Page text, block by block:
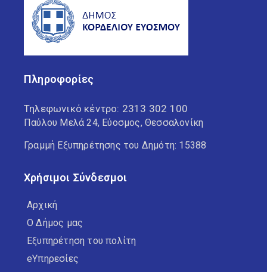
Πληροφορίες
Τηλεφωνικό κέντρο: 2313 302 100
Παύλου Μελά 24, Εύοσμος, Θεσσαλονίκη
Γραμμή Εξυπηρέτησης του Δημότη: 15388
Χρήσιμοι Σύνδεσμοι
Αρχική
Ο Δήμος μας
Εξυπηρέτηση του πολίτη
eΥπηρεσίες